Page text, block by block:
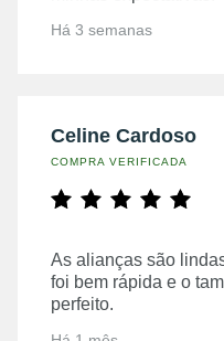
Há 3 semanas
Celine Cardoso
COMPRA VERIFICADA
As alianças são
foi bem rápida e o
perfeito.